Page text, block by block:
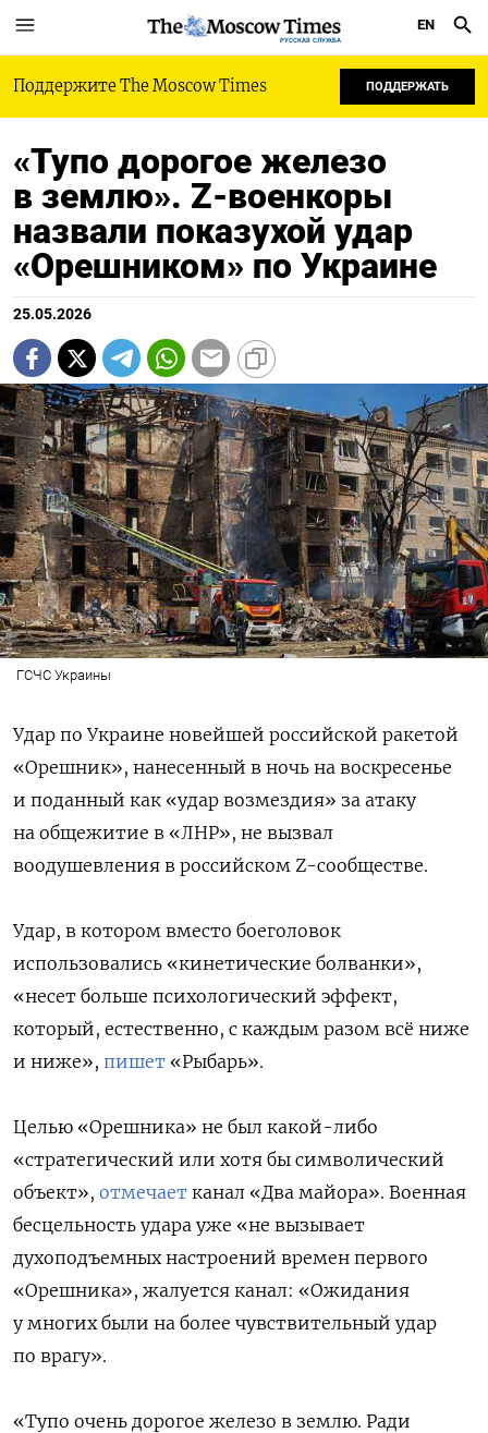
РУССКАЯ СЛУЖБА
EN
Поддержите The Moscow Times ПОДДЕРЖАТЬ
«Тупо дорогое железо
в землю». Z-военкоры
назвали показухой удар
«Орешником» по Украине
25.05.2026
ГСЧС Украины
Удар по Украине новейшей российской ракетой
«Орешник», нанесенный в ночь на воскресенье
и поданный как «удар возмездия» за атаку
на общежитие в «ЛНР», не вызвал
воодушевления в российском Z-сообществе.
Удар, в котором вместо боеголовок
использовались «кинетические болванки»,
«несет больше психологический эффект,
который, естественно, с каждым разом всё ниже
и ниже», пишет «Рыбарь».
Целью «Орешника» не был какой-либо
«стратегический или хотя бы символический
объект», отмечает канал «Два майора». Военная
бесцельность удара уже «не вызывает
духоподъемных настроений времен первого
«Орешника», жалуется канал: «Ожидания
у многих были на более чувствительный удар
по врагу».
«Тупо очень дорогое железо в землю. Ради